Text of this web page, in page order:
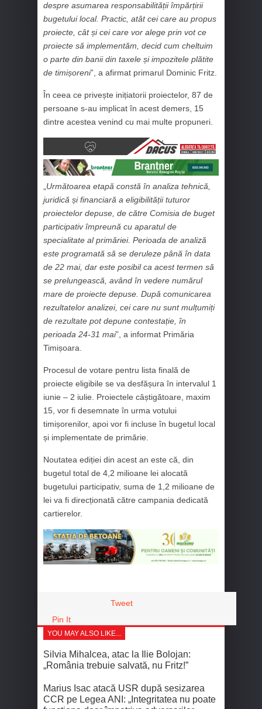
despre asumarea responsabilității împărțirii
bugetului local. Practic, atât cei care au propus
proiecte, cât și cei care vor alege prin vot ce
proiecte să implementăm, decid cum cheltuim
o parte din banii din taxele și impozitele plătite
de timișoreni”, a afirmat primarul Dominic Fritz.
În ceea ce privește inițiatorii proiectelor, 87 de
persoane s-au implicat în acest demers, 15
dintre acestea venind cu mai multe propuneri.
Următoarea etapă constă în analiza tehnică,
juridică și financiară a eligibilității tuturor
proiectelor depuse, de către Comisia de buget
participativ împreună cu aparatul de
specialitate al primăriei. Perioada de analiză
este programată să se deruleze până în data
de 22 mai, dar este posibil ca acest termen să
se prelungească, având în vedere numărul
mare de proiecte depuse. După comunicarea
rezultatelor analizei, cei care nu sunt mulțumiți
de rezultate pot depune contestație, în
perioada 24-31 mai”, a informat Primăria
Timișoara.
Procesul de votare pentru lista finală de
proiecte eligibile se va desfășura în intervalul 1
iunie – 2 iulie. Proiectele câștigătoare, maxim
15, vor fi desemnate în urma votului
timișorenilor, apoi vor fi incluse în bugetul local
și implementate de primărie.
Noutatea ediției din acest an este că, din
bugetul total de 4,2 milioane lei alocată
bugetului participativ, suma de 1,2 milioane de
lei va fi direcționată către campania dedicată
cartierelor.
Tweet
Pin It
YOU MAY ALSO LIKE...
Silvia Mihalcea, atac la Ilie Bolojan:
„România trebuie salvată, nu Fritz!”
Marius Isac atacă USR după sesizarea
CCR pe Legea ANI: „Integritatea nu poate